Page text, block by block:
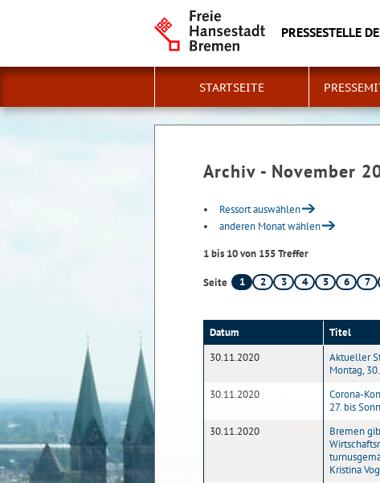
PRESSESTELLE
STARTSEITE
Archiv - November
Ressort auswählen
anderen Monat wählen
1 bis 10 von 155 Treffer
Seite 1 2 3 4 5 6 7
Datum Titel
30.11.2020
Aktueller
Montag,
30.11.2020
Corona-
27. bis
30.11.2020
Bremen
Kristina